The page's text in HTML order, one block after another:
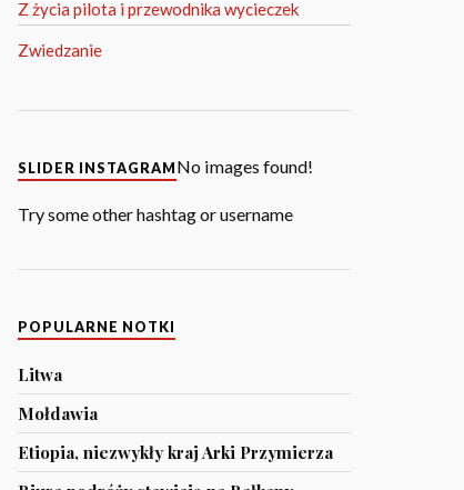
Z życia pilota i przewodnika wycieczek
Zwiedzanie
SLIDER INSTAGRAM No images found!
Try some other hashtag or username
POPULARNE NOTKI
Litwa
Mołdawia
Etiopia, niezwykły kraj Arki Przymierza